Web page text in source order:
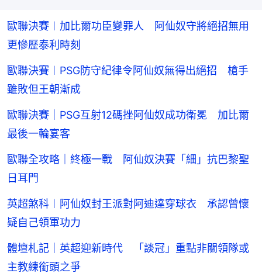
歐聯決賽︱加比爾功臣變罪人 阿仙奴守將絕招無用
更慘歷泰利時刻
歐聯決賽︱PSG防守紀律令阿仙奴無得出絕招 槍手
雖敗但王朝漸成
歐聯決賽｜PSG互射12碼挫阿仙奴成功衛冕 加比爾
最後一輪宴客
歐聯全攻略｜終極一戰 阿仙奴決賽「細」抗巴黎聖
日耳門
英超煞科︱阿仙奴封王派對阿迪達穿球衣 承認曾懷
疑自己領軍功力
體壇札記｜英超迎新時代 「談冠」重點非關領隊或
主教練銜頭之爭